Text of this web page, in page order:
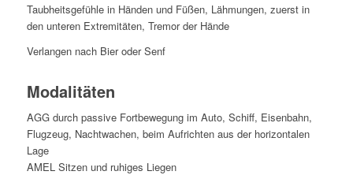
Taubheitsgefühle in Händen und Füßen, Lähmungen, zuerst in
den unteren Extremitäten, Tremor der Hände
Verlangen nach Bier oder Senf
Modalitäten
AGG durch passive Fortbewegung im Auto, Schiff, Eisenbahn,
Flugzeug, Nachtwachen, beim Aufrichten aus der horizontalen
Lage
AMEL Sitzen und ruhiges Liegen